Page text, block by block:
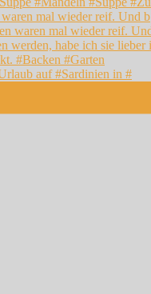
mal wieder reif. Und b
auf #Sardinien in #